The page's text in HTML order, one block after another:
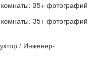
/ Инженер-